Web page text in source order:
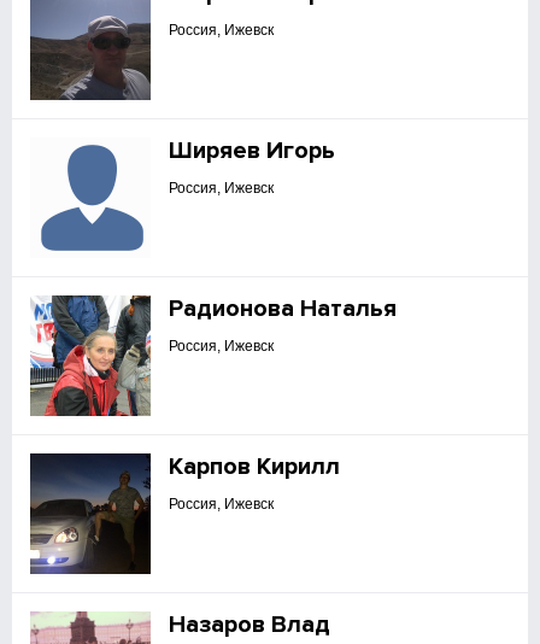
Россия, Ижевск
Ширяев Игорь
Россия, Ижевск
Радионова Наталья
Россия, Ижевск
Карпов Кирилл
Россия, Ижевск
Назаров Влад